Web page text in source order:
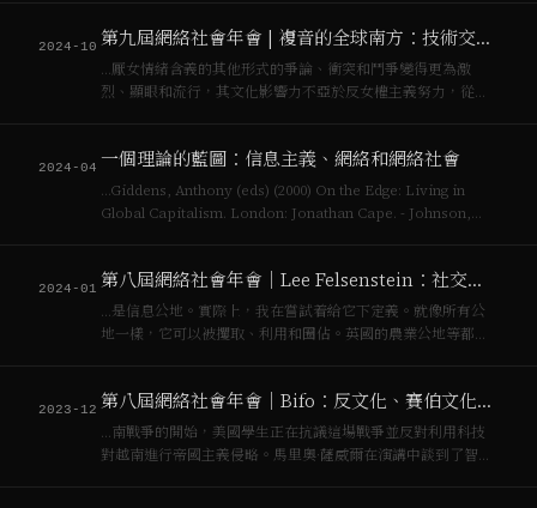
追求⼈道。…
2024-10 第九屆網絡社會年會 | 複音的全球南方：技術交流的空間
…厭女情緒含義的其他形式的爭論、衝突和鬥爭變得更為激
烈、顯眼和流行，其文化影響力不亞於反女權主義努力，從而
用。男性權益組織的情感構建，與中國的人口危…
2024-04 一個理論的藍圖：信息主義、網絡和網絡社會
…Giddens, Anthony (eds) (2000) On the Edge: Living in
Global Capitalism. London: Jonathan Cape. - Johnson,
2024-01 第八屆網絡社會年會｜Lee Felsenstein：社交媒體的未來與思想實驗
…是信息公地。實際上，我在嘗試着給它下定義。就像所有公
地一樣，它可以被攫取、利用和圈佔。英國的農業公地等都受
自己聽。你必須為此付出點什麼，所以它…
2023-12 第八屆網絡社會年會｜Bifo：反文化、賽伯文化和符號資本
…南戰爭的開始，美國學生正在抗議這場戰爭並反對利用科技
對越南進行帝國主義侵略。馬里奧·薩威爾在演講中談到了智力